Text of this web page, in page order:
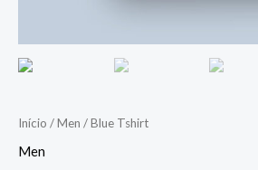
Início /Men / Blue Tshirt
Men